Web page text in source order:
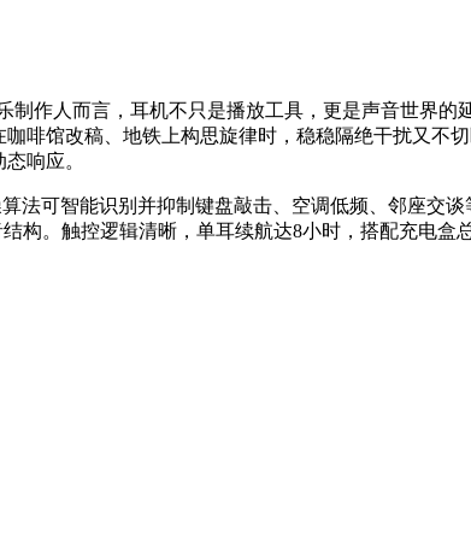
制作人而言，耳机不只是播放工具，更是声音世界
啡馆改稿、地铁上构思旋律时，稳稳隔绝干扰又不
响应。
法可智能识别并抑制键盘敲击、空调低频、邻座交
。触控逻辑清晰，单耳续航达8小时，搭配充电盒